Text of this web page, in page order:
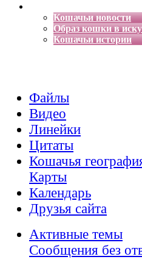
Кошачьи новости
Образ кошки в
Кошачьи истории
Файлы
Видео
Линейки
Цитаты
Кошачья
Карты
Календарь
Друзья сайта
Активные темы
Сообщения без